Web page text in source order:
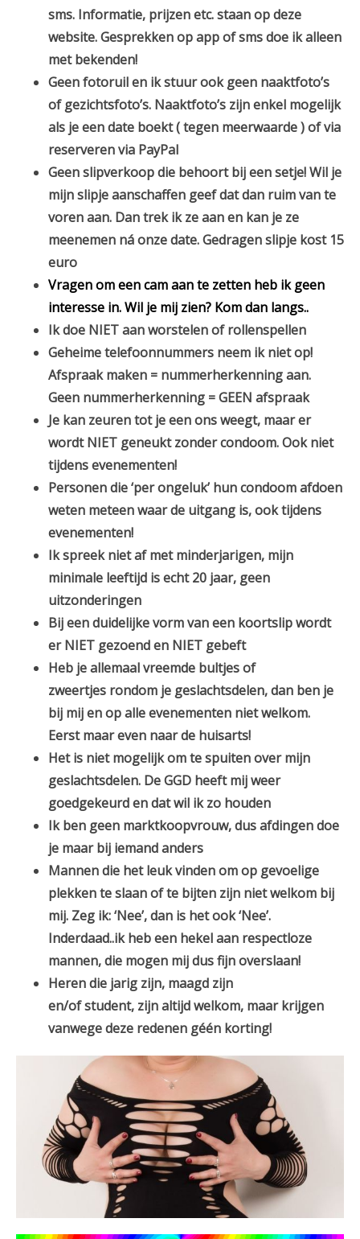
sms. Informatie, prijzen etc. staan op deze
website. Gesprekken op app of sms doe ik alleen
met bekenden!
Geen fotoruil en ik stuur ook geen naaktfoto’s
of gezichtsfoto’s. Naaktfoto’s zijn enkel mogelijk
als je een date boekt ( tegen meerwaarde ) of via
reserveren via PayPal
Geen slipverkoop die behoort bij een setje! Wil je
mijn slipje aanschaffen geef dat dan ruim van te
voren aan. Dan trek ik ze aan en kan je ze
meenemen ná onze date. Gedragen slipje kost 15
euro
Vragen om een cam aan te zetten heb ik geen
interesse in. Wil je mij zien? Kom dan langs..
Ik doe NIET aan worstelen of rollenspellen
Geheime telefoonnummers neem ik niet op!
Afspraak maken = nummerherkenning aan.
Geen nummerherkenning = GEEN afspraak
Je kan zeuren tot je een ons weegt, maar er
wordt NIET geneukt zonder condoom. Ook niet
tijdens evenementen!
Personen die ‘per ongeluk’ hun condoom afdoen
weten meteen waar de uitgang is, ook tijdens
evenementen!
Ik spreek niet af met minderjarigen, mijn
minimale leeftijd is echt 20 jaar, geen
uitzonderingen
Bij een duidelijke vorm van een koortslip wordt
er NIET gezoend en NIET gebeft
Heb je allemaal vreemde bultjes of
zweertjes rondom je geslachtsdelen, dan ben je
bij mij en op alle evenementen niet welkom.
Eerst maar even naar de huisarts!
Het is niet mogelijk om te spuiten over mijn
geslachtsdelen. De GGD heeft mij weer
goedgekeurd en dat wil ik zo houden
Ik ben geen marktkoopvrouw, dus afdingen doe
je maar bij iemand anders
Mannen die het leuk vinden om op gevoelige
plekken te slaan of te bijten zijn niet welkom bij
mij. Zeg ik: ‘Nee’, dan is het ook ‘Nee’.
Inderdaad..ik heb een hekel aan respectloze
mannen, die mogen mij dus fijn overslaan!
Heren die jarig zijn, maagd zijn
en/of student, zijn altijd welkom, maar krijgen
vanwege deze redenen géén korting!